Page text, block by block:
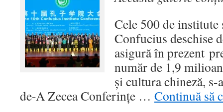
Cele 500 de
Confucius deschise
asigură în prezent
număr de 1,9
şi cultura chineză,
de-A Zecea Conferinţe … Continuă să